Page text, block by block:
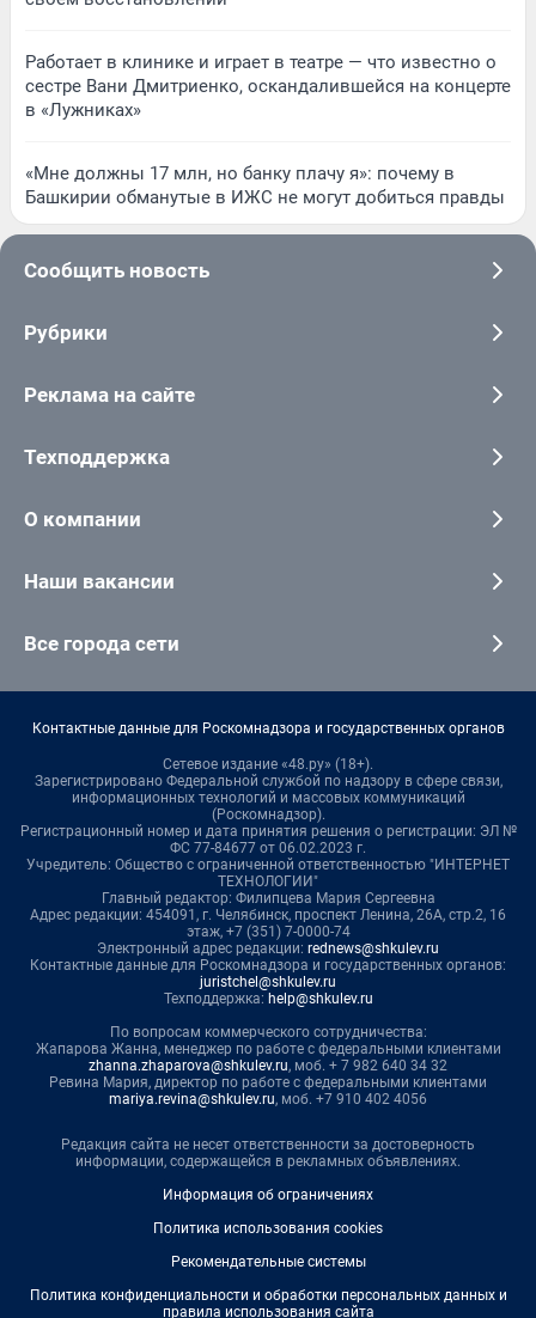
Работает в клинике и играет в театре — что известно о
сестре Вани Дмитриенко, оскандалившейся на концерте
в «Лужниках»
«Мне должны 17 млн, но банку плачу я»: почему в
Башкирии обманутые в ИЖС не могут добиться правды
Сообщить новость
Рубрики
Реклама на сайте
Техподдержка
О компании
Наши вакансии
Все города сети
Контактные данные для Роскомнадзора и государственных органов
Сетевое издание «48.ру» (18+).
Зарегистрировано Федеральной службой по надзору в сфере связи,
информационных технологий и массовых коммуникаций
(Роскомнадзор).
Регистрационный номер и дата принятия решения о регистрации: ЭЛ №
ФС 77-84677 от 06.02.2023 г.
Учредитель: Общество с ограниченной ответственностью "ИНТЕРНЕТ
ТЕХНОЛОГИИ"
Главный редактор: Филипцева Мария Сергеевна
Адрес редакции: 454091, г. Челябинск, проспект Ленина, 26А, стр.2, 16
этаж, +7 (351) 7-0000-74
Электронный адрес редакции: rednews@shkulev.ru
Контактные данные для Роскомнадзора и государственных органов:
juristchel@shkulev.ru
Техподдержка: help@shkulev.ru
По вопросам коммерческого сотрудничества:
Жапарова Жанна, менеджер по работе с федеральными клиентами
zhanna.zhaparova@shkulev.ru, моб. + 7 982 640 34 32
Ревина Мария, директор по работе с федеральными клиентами
mariya.revina@shkulev.ru, моб. +7 910 402 4056
Редакция сайта не несет ответственности за достоверность
информации, содержащейся в рекламных объявлениях.
Информация об ограничениях
Политика использования cookies
Рекомендательные системы
Политика конфиденциальности и обработки персональных данных и
правила использования сайта